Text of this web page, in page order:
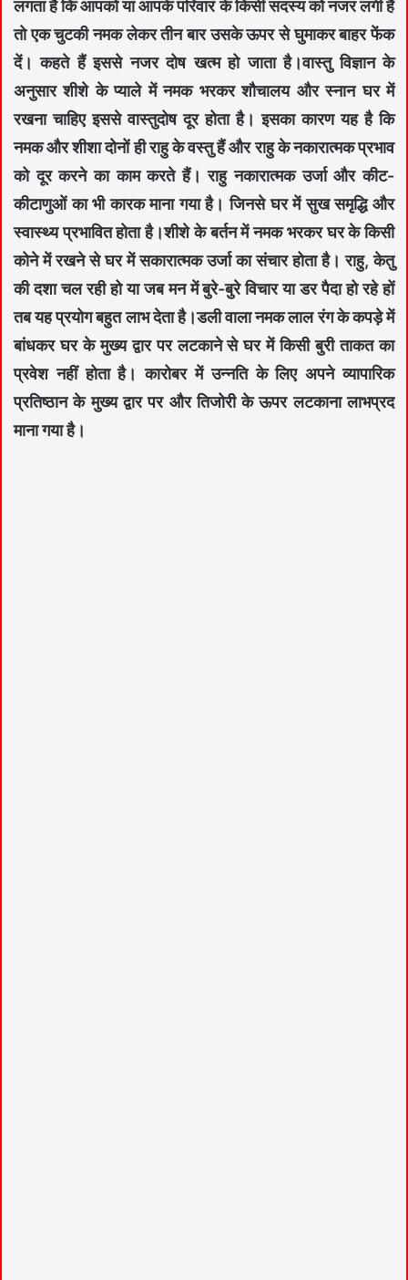
लगता है क‌ि आपको या आपके पर‌िवार के क‌िसी सदस्य को नजर लगी है
तो एक चुटकी नमक लेकर तीन बार उसके ऊपर से घुमाकर बाहर फेंक
दें। कहते हैं इससे नजर दोष खत्म हो जाता है।वास्तु व‌िज्ञान के
अनुसार शीशे के प्याले में नमक भरकर शौचालय और स्नान घर में
रखना चाह‌िए इससे वास्तुदोष दूर होता है। इसका कारण यह है क‌ि
नमक और शीशा दोनों ही राहु के वस्तु हैं और राहु के नकारात्मक प्रभाव
को दूर करने का काम करते हैं। राहु नकारात्मक उर्जा और कीट-
कीटाणुओं का भी कारक माना गया है। ज‌िनसे घर में सुख समृद्ध‌ि और
स्वास्‍थ्य प्रभाव‌ित होता है।शीशे के बर्तन में नमक भरकर घर के क‌िसी
कोने में रखने से घर में सकारात्मक उर्जा का संचार होता है। राहु, केतु
की दशा चल रही हो या जब मन में बुरे-बुरे व‌िचार या डर पैदा हो रहे हों
तब यह प्रयोग बहुत लाभ देता है।डली वाला नमक लाल रंग के कपड़े में
बांधकर घर के मुख्य द्वार पर लटकाने से घर में क‌िसी बुरी ताकत का
प्रवेश नहीं होता है। कारोबर में उन्नत‌ि के ल‌िए अपने व्यापार‌िक
प्रत‌िष्ठान के मुख्य द्वार पर और त‌िजोरी के ऊपर लटकाना लाभप्रद
माना गया है।